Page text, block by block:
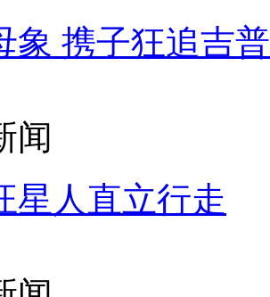
象 携子狂追吉
闻
星人直立行走